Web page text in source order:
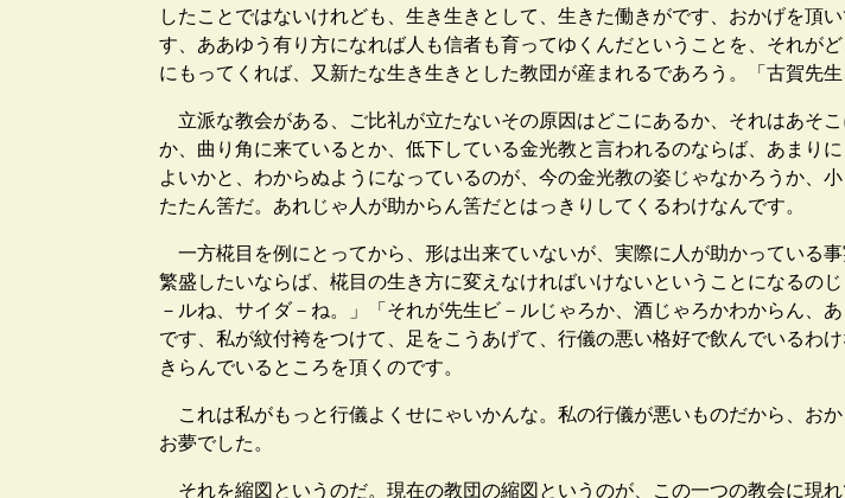
したことではないけれども、生き生きとして、生きた働きがです、おかげを頂
す、ああゆう有り方になれば人も信者も育ってゆくんだということを、それが
にもってくれば、又新たな生き生きとした教団が産まれるであろう。「古賀先
立派な教会がある、ご比礼が立たないその原因はどこにあるか、それはあそ
か、曲り角に来ているとか、低下している金光教と言われるのならば、あまり
よいかと、わからぬようになっているのが、今の金光教の姿じゃなかろうか、
たたん筈だ。あれじゃ人が助からん筈だとはっきりしてくるわけなんです。
一方椛目を例にとってから、形は出来ていないが、実際に人が助かっている
繁盛したいならば、椛目の生き方に変えなければいけないということになるの
－ルね、サイダ－ね。」「それが先生ビ－ルじゃろか、酒じゃろかわからん、
です、私が紋付袴をつけて、足をこうあげて、行儀の悪い格好で飲んでいるわ
きらんでいるところを頂くのです。
これは私がもっと行儀よくせにゃいかんな。私の行儀が悪いものだから、お
お夢でした。
それを縮図というのだ。現在の教団の縮図というのが、この一つの教会に現